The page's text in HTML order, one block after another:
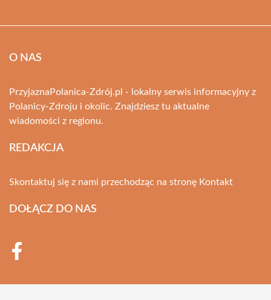
O NAS
PrzyjaznaPolanica-Zdrój.pl - lokalny serwis informacyjny z
Polanicy-Zdroju i okolic. Znajdziesz tu aktualne
wiadomości z regionu.
REDAKCJA
Skontaktuj się z nami przechodząc na stronę Kontakt
DOŁĄCZ DO NAS